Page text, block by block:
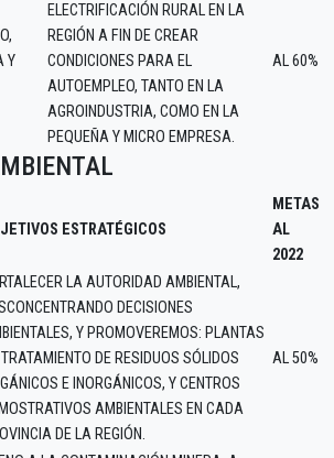
Y
ELECTRIFICACIÓN RURAL EN LA
REGIÓN A FIN DE CREAR
CONDICIONES PARA EL
AUTOEMPLEO, TANTO EN LA
AGROINDUSTRIA, COMO EN LA
PEQUEÑA Y MICRO EMPRESA.
AL 60%
ESTRATÉGICOS
METAS
AL
2022
LA AUTORIDAD AMBIENTAL,
DECISIONES
Y PROMOVEREMOS: PLANTAS
TRATAMIENTO DE RESIDUOS SÓLIDOS
E INORGÁNICOS, Y CENTROS
AMBIENTALES EN CADA
DE LA REGIÓN.
AL 50%